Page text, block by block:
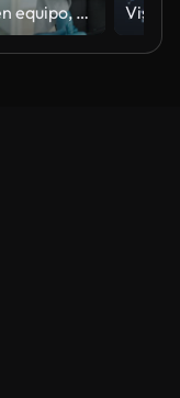
Trabajo en equipo, computadora o científicos que hablan en el laboratorio para obtener un informe de investigación química o comentarios de información médica. Mujeres, diversidad o médico maduro leyendo los resultados de las pruebas en línea para l